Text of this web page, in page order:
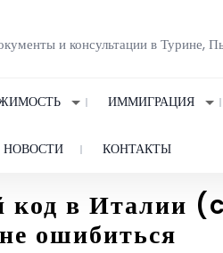
и консультации в Турине,
ИММИГРАЦИЯ
НОВОСТИ КОНТАКТЫ
код в Италии
ошибиться